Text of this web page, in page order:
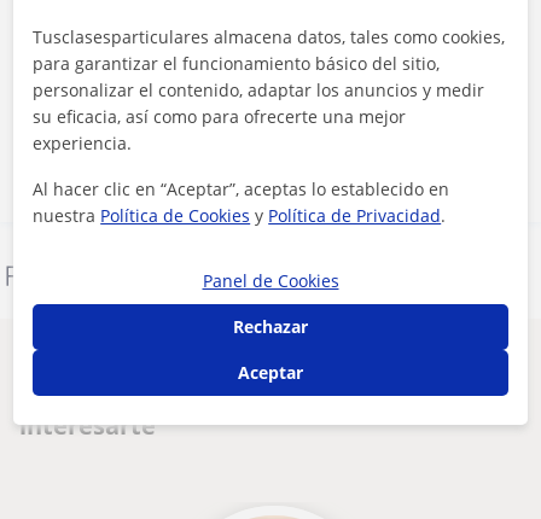
Al hacer clic, aceptas nuestroaviso legaly deprivacidad
Contactar ahora
Denunciar este perfil
Otros profesores de Repaso General en
Rivas-Vaciamadrid que pueden
interesarte
Tusclasesparticulares almacena datos, tales como cookies,
para garantizar el funcionamiento básico del sitio,
personalizar el contenido, adaptar los anuncios y medir
su eficacia, así como para ofrecerte una mejor
experiencia.
Al hacer clic en “Aceptar”, aceptas lo establecido en
nuestra Política de Cookies y Política de Privacidad.
Panel de Cookies
Rechazar
Aceptar